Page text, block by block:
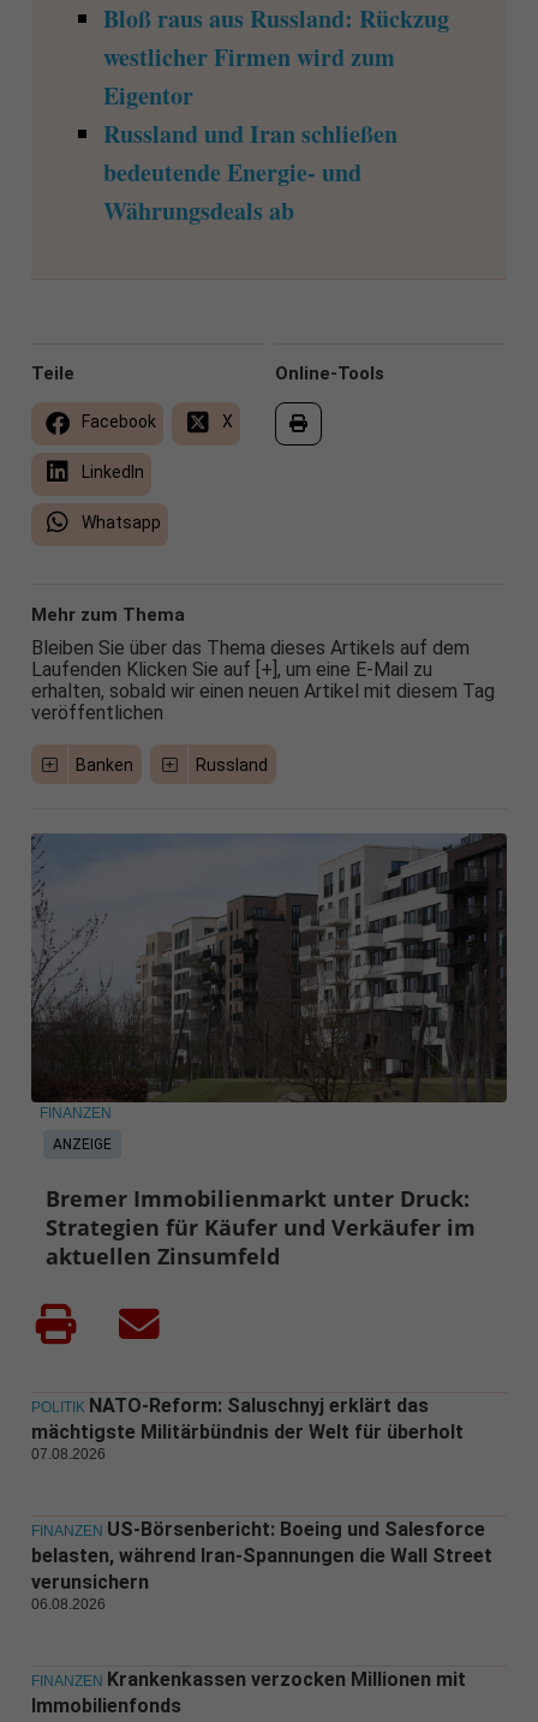
Bloß raus aus Russland: Rückzug
westlicher Firmen wird zum
Eigentor
Russland und Iran schließen
bedeutende Energie- und
Währungsdeals ab
Online-Tools
Teile
Facebook X
LinkedIn
Whatsapp
Mehr zum Thema
Bleiben Sie über das Thema dieses Artikels auf dem
Laufenden Klicken Sie auf [+], um eine E-Mail zu
erhalten, sobald wir einen neuen Artikel mit diesem Tag
veröffentlichen
Banken Russland
ANZEIGE
FINANZEN
Bremer Immobilienmarkt unter Druck:
Strategien für Käufer und Verkäufer im
aktuellen Zinsumfeld
POLITIK NATO-Reform: Saluschnyj erklärt das
mächtigste Militärbündnis der Welt für überholt
07.08.2026
FINANZEN US-Börsenbericht: Boeing und Salesforce
belasten, während Iran-Spannungen die Wall Street
verunsichern
06.08.2026
FINANZEN Krankenkassen verzocken Millionen mit
Immobilienfonds